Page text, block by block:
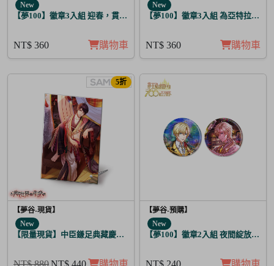
New
【夢100】徽章3入組 迎春，貫徹仁義的火之誓言 蓋伊里
NT$ 360 購物車
New
【夢100】徽章3入組 為亞特拉斯的
NT$ 360 購物車
5折
【夢谷-現貨】
New
【限量現貨】中臣鎌足典藏慶生相框單入
【夢谷-預購】
New
【夢100】徽章2入組 夜間綻放的花